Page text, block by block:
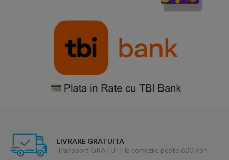
LIVRARE GRATUITA
Transport GRATUIT la comezile peste 600 Ron